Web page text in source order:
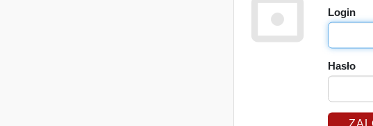
Login
Hasło